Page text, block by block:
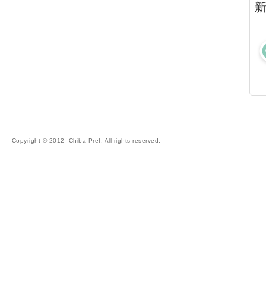
Copyright © 2012- Chiba Pref. All rights reserved.